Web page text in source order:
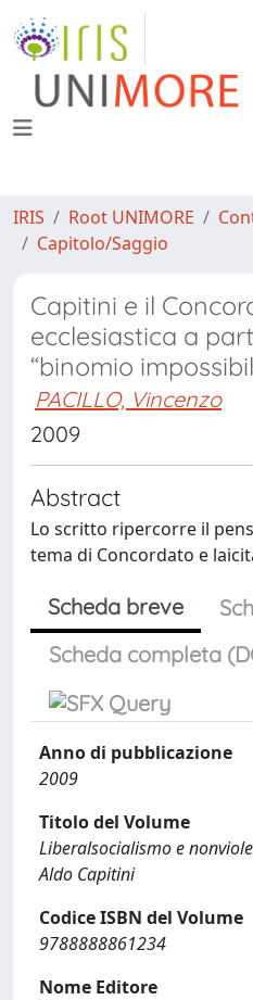
IRIS Root UNIMORE
Capitolo/Saggio
Capitini e il
ecclesiastica a
“binomio
PACILLO, Vincenzo
2009
Abstract
Lo scritto ripercorre il
tema di Concordato e
Scheda breve
Scheda completa
Anno di pubblicazione
2009
Titolo del Volume
Liberalsocialismo e
Aldo Capitini
Codice ISBN del Volume
9788888861234
Nome Editore